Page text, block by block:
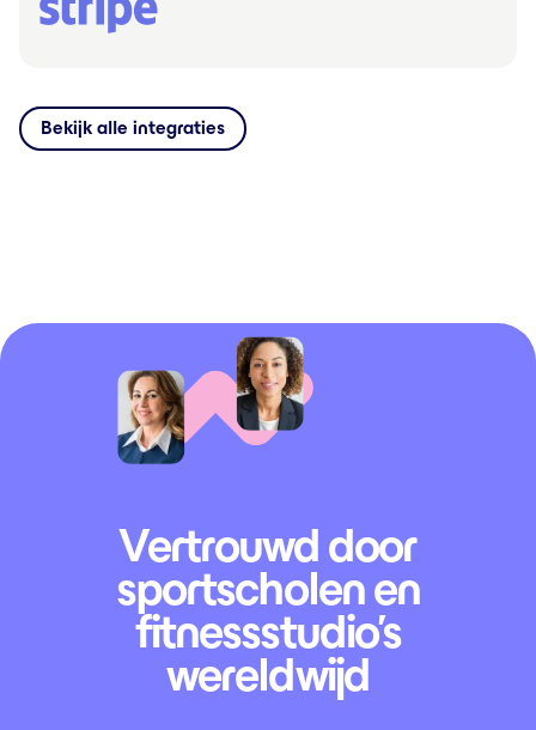
Bekijk alle integraties
Vertrouwd door
sportscholen en
fitnessstudio’s
wereldwijd